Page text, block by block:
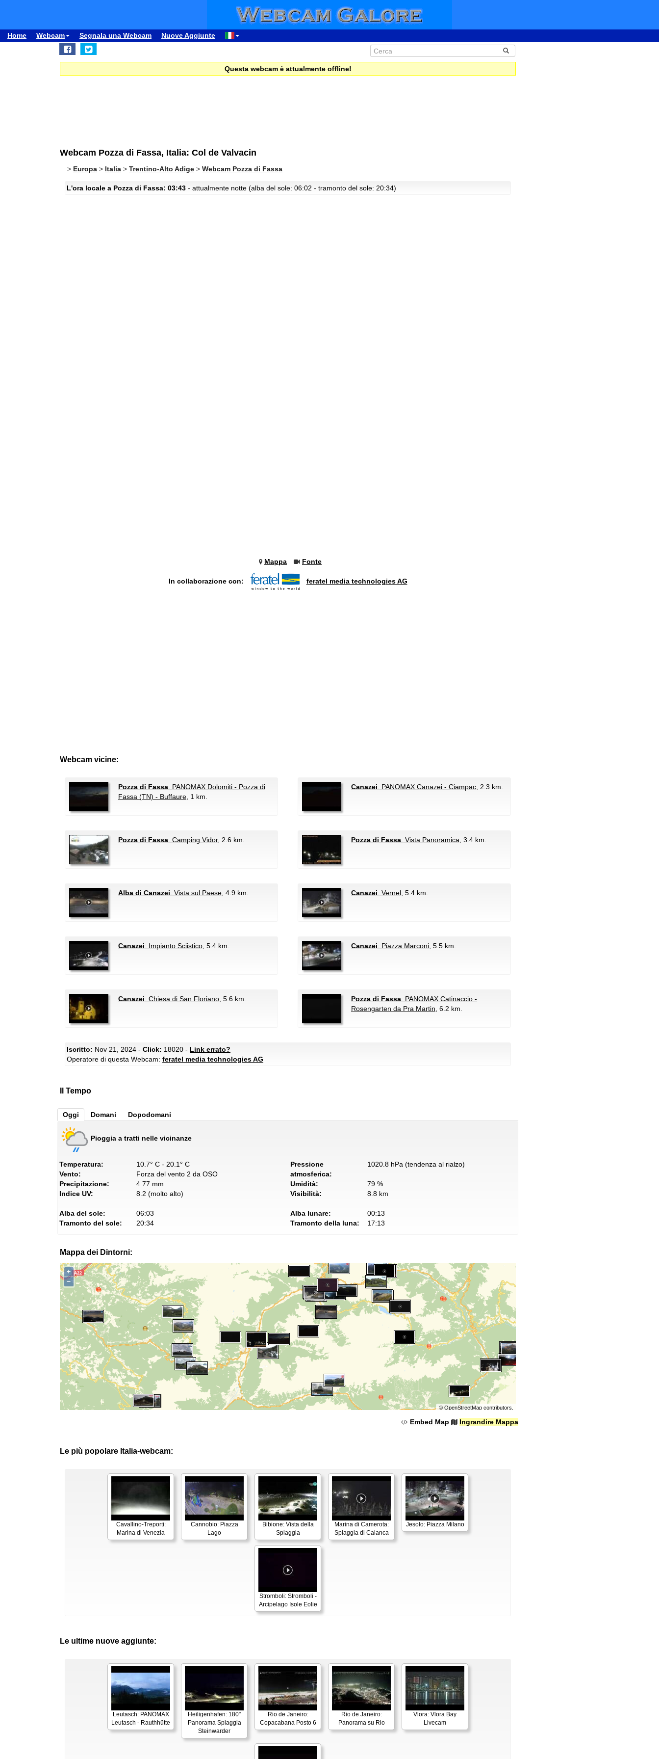
Home Webcam Segnala una Webcam Nuove Aggiunte
Questa webcam è attualmente offline!
Webcam Pozza di Fassa, Italia: Col de Valvacin
> Europa > Italia > Trentino-Alto Adige > Webcam Pozza di Fassa
L'ora locale a Pozza di Fassa: 03:43 - attualmente notte (alba del sole: 06:02 - tramonto del sole: 20:34)
Mappa Fonte
In collaborazione con: feratel media technologies AG
Webcam vicine:
Pozza di Fassa: PANOMAX Dolomiti - Pozza di
Fassa (TN) - Buffaure , 1 km.
Canazei: PANOMAX Canazei - Ciampac , 2.3 km.
Pozza di Fassa: Camping Vidor, 2.6 km. Pozza di Fassa: Vista Panoramica , 3.4 km.
Alba di Canazei: Vista sul Paese , 4.9 km. Canazei: Vernel , 5.4 km.
Canazei: Impianto Sciistico , 5.4 km. Canazei: Piazza Marconi , 5.5 km.
Canazei: Chiesa di San Floriano , 5.6 km. Pozza di Fassa: PANOMAX Catinaccio -
Rosengarten da Pra Martin , 6.2 km.
Iscritto: Nov 21, 2024 - Click: 18020 - Link errato?
Operatore di questa Webcam: feratel media technologies AG
Il Tempo
Oggi Domani Dopodomani
Pioggia a tratti nelle vicinanze
Temperatura:
10.7° C - 20.1° C
Vento:
Forza del vento 2 da OSO
Precipitazione:
4.77 mm
Indice UV:
8.2 (molto alto)
Pressione
atmosferica:
1020.8 hPa (tendenza al rialzo)
Umidità:
79 %
Visibilità:
8.8 km
Alba del sole:
06:03
Tramonto del sole:
20:34
Alba lunare:
00:13
Tramonto della luna:
17:13
Mappa dei Dintorni:
+
−
© OpenStreetMapcontributors.
Embed Map Ingrandire Mappa
Le più popolare Italia-webcam:
Cavallino-Treporti:
Marina di Venezia
Cannobio: Piazza
Lago
Bibione: Vista della
Spiaggia
Marina di Camerota:
Spiaggia di Calanca
Jesolo: Piazza Milano
Stromboli: Stromboli -
Arcipelago Isole Eolie
Le ultime nuove aggiunte:
Leutasch: PANOMAX
Leutasch - Rauthhütte
Heiligenhafen: 180°
Panorama Spiaggia
Steinwarder
Rio de Janeiro:
Copacabana Posto 6
Rio de Janeiro:
Panorama su Rio
Vlora: Vlora Bay
Livecam